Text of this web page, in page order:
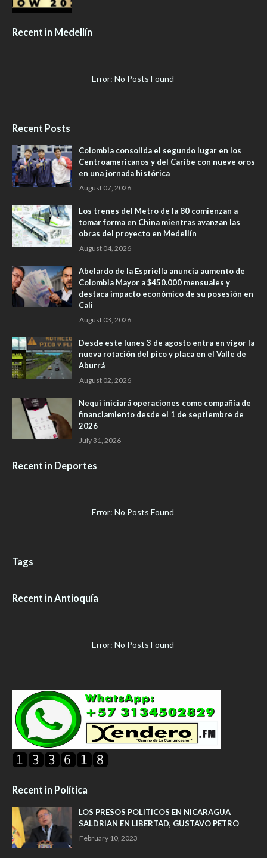
Recent in Medellín
Error: No Posts Found
Recent Posts
Colombia consolida el segundo lugar en los
Centroamericanos y del Caribe con nueve oros
en una jornada histórica
August 07, 2026
Los trenes del Metro de la 80 comienzan a
tomar forma en China mientras avanzan las
obras del proyecto en Medellín
August 04, 2026
Abelardo de la Espriella anuncia aumento de
Colombia Mayor a $450.000 mensuales y
destaca impacto económico de su posesión en
Cali
August 03, 2026
Desde este lunes 3 de agosto entra en vigor la
nueva rotación del pico y placa en el Valle de
Aburrá
August 02, 2026
Nequi iniciará operaciones como compañía de
financiamiento desde el 1 de septiembre de
2026
July 31, 2026
Recent in Deportes
Error: No Posts Found
Tags
Recent in Antioquía
Error: No Posts Found
Recent in Política
LOS PRESOS POLITICOS EN NICARAGUA
SALDRIAN EN LIBERTAD, GUSTAVO PETRO
February 10, 2023